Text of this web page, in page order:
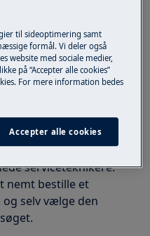
elektrisk problem
besøg af en
serviceteknikere.
nemt bestille et
selv vælge den
til sideoptimering samt
formål. Vi deler også
website med sociale medier,
på “Accepter alle cookies”
For mere information bedes
Accepter alle cookies